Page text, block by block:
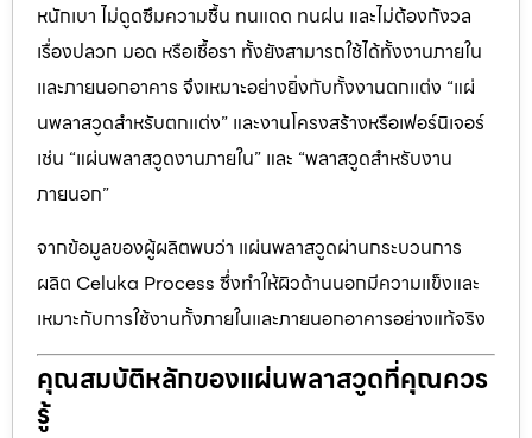
หนักเบา ไม่ดูดซึมความชื้น ทนแดด ทนฝน และไม่ต้องกังวล
เรื่องปลวก มอด หรือเชื้อรา ทั้งยังสามารถใช้ได้ทั้งงานภายใน
และภายนอกอาคาร จึงเหมาะอย่างยิ่งกับทั้งงานตกแต่ง “แผ่
นพลาสวูดสำหรับตกแต่ง” และงานโครงสร้างหรือเฟอร์นิเจอร์
เช่น “แผ่นพลาสวูดงานภายใน” และ “พลาสวูดสำหรับงาน
ภายนอก”
จากข้อมูลของผู้ผลิตพบว่า แผ่นพลาสวูดผ่านกระบวนการ
ผลิต Celuka Process ซึ่งทำให้ผิวด้านนอกมีความแข็งและ
เหมาะกับการใช้งานทั้งภายในและภายนอกอาคารอย่างแท้จริง
คุณสมบัติหลักของแผ่นพลาสวูดที่คุณควร
รู้